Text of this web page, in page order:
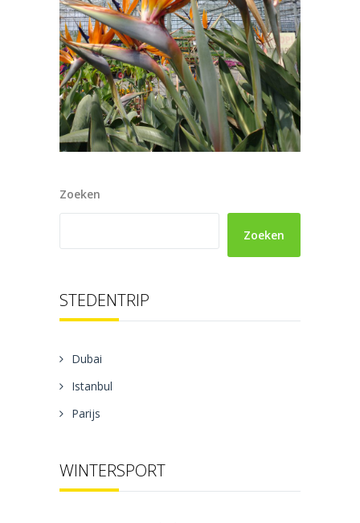
Zoeken
Zoeken
STEDENTRIP
Dubai
Istanbul
Parijs
WINTERSPORT